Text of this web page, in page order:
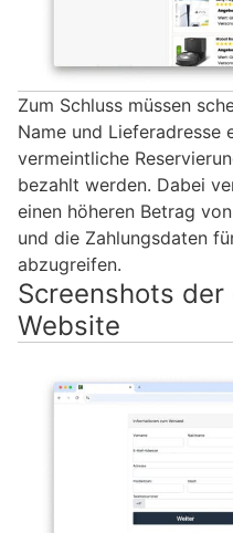
Zum Schluss müssen
Name und Lieferadresse
vermeintliche
bezahlt werden. Dabei
einen höheren Betrag
und die Zahlungsdaten
abzugreifen.
Screenshots
Website